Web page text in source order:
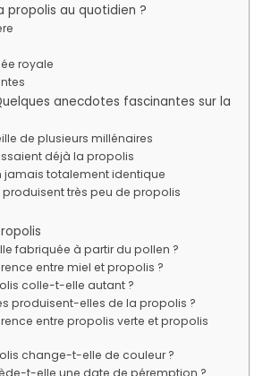
propolis au quotidien ?
royale
anecdotes fascinantes sur la
de plusieurs millénaires
déjà la propolis
jamais totalement identique
très peu de propolis
fabriquée à partir du pollen ?
entre miel et propolis ?
colle-t-elle autant ?
produisent-elles de la propolis ?
entre propolis verte et propolis
change-t-elle de couleur ?
t-elle une date de péremption ?